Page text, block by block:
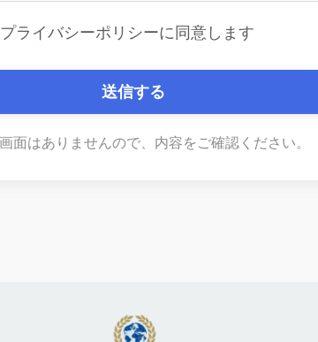
ライバシーポリシーに同意します
送信する
面はありませんので、内容をご確認ください。